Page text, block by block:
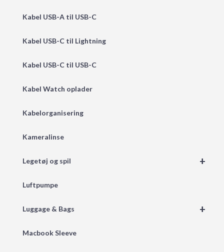
Kabel USB-A til USB-C
Kabel USB-C til Lightning
Kabel USB-C til USB-C
Kabel Watch oplader
Kabelorganisering
Kameralinse
+
Legetøj og spil
Luftpumpe
+
Luggage & Bags
Macbook Sleeve